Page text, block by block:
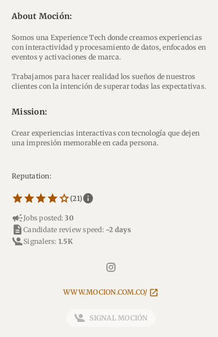
About Moción:
Somos una Experience Tech donde creamos experiencias
con interactividad y procesamiento de datos, enfocados en
eventos y activaciones de marca.
Trabajamos para hacer realidad los sueños de nuestros
clientes con la intención de superar todas las expectativas.
mission:
Crear experiencias interactivas con tecnología que dejen
una impresión memorable en cada persona.
Reputation:
star_borderstar_borderstar_borderstar_borderstar_border
starstarstarstarstar(21)info
campaign Jobs posted:30
description Candidate review speed: ~2 days
Signalers: 1.5K
WWW.MOCION.COM.CO/
SIGNAL MOCIÓN